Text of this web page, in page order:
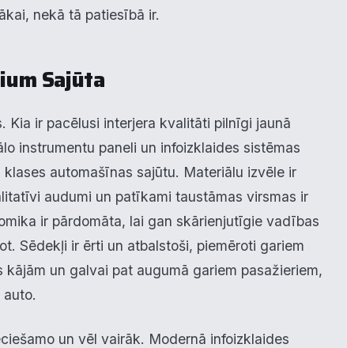
nekā tā patiesībā ir.
Sajūta
Kia ir pacēlusi interjera kvalitāti pilnīgi jaunā
instrumentu paneli un infoizklaides sistēmas
automašīnas sajūtu. Materiālu izvēle ir
audumi un patīkami taustāmas virsmas ir
ir pārdomāta, lai gan skārienjutīgie vadības
Sēdekļi ir ērti un atbalstoši, piemēroti gariem
un galvai pat augumā gariem pasažieriem,
un vēl vairāk. Modernā infoizklaides